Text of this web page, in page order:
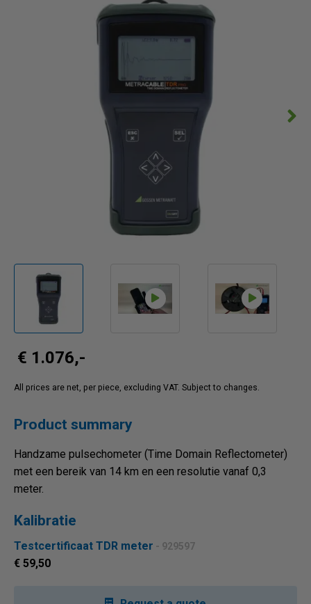
€ 1.076,-
All prices are net, per piece, excluding VAT. Subject to changes.
Product summary
Handzame pulsechometer (Time Domain Reflectometer)
met een bereik van 14 km en een resolutie vanaf 0,3
meter.
Kalibratie
Testcertificaat TDR meter - 929597
€ 59,50